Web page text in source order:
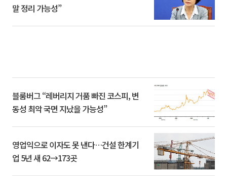
말 정리 가능성”
블룸버그 “레버리지 거품 빠진 코스피, 변
동성 최악 국면 지났을 가능성”
영업익으로 이자도 못 낸다…건설 한계기
업 5년 새 62→173곳